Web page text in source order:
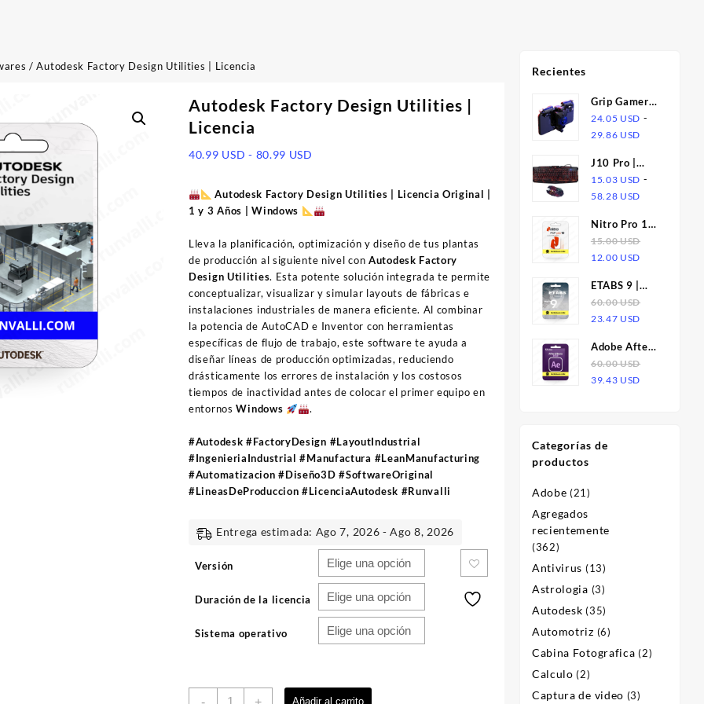
/ Autodesk Factory Design Utilities | Licencia
Autodesk Factory Design Utilities |
Licencia
40.99 USD - 80.99 USD
precios:
desde
40.99 USD
hasta
80.99 USD
Autodesk Factory Design Utilities | Licencia Original |
1 y 3 Años | Windows
Lleva la planificación, optimización y diseño de tus plantas
de producción al siguiente nivel con Autodesk Factory
Design Utilities. Esta potente solución integrada te permite
conceptualizar, visualizar y simular layouts de fábricas e
instalaciones industriales de manera eficiente. Al combinar
la potencia de AutoCAD e Inventor con herramientas
específicas de flujo de trabajo, este software te ayuda a
diseñar líneas de producción optimizadas, reduciendo
drásticamente los errores de instalación y los costosos
tiempos de inactividad antes de colocar el primer equipo en
entornosWindows .
#Autodesk #FactoryDesign #LayoutIndustrial
#IngenieriaIndustrial #Manufactura #LeanManufacturing
#Automatizacion #Diseño3D #SoftwareOriginal
#LineasDeProduccion #LicenciaAutodesk #Runvalli
Entrega estimada: Ago 7, 2026 - Ago 8, 2026
Versión
Duración de la licencia
Sistema operativo
Autodesk
Añadir al carrito
Recientes
Grip Gamer
Alloy Pro |
Gatillos de
Joystick para
Celular
24.05 USD -
29.86 USD
precios:
desde
J10 Pro |
Teclado
Retroiluminado
Mouse
Gamer RGB
Luminous
15.03 USD -
58.28 USD
precios:
desde
Nitro Pro 10
| Licencia
15.00USD
El
original
era:
15.00 USD.
12.00 USD
actual
es:
ETABS 9 |
Suscripcion
60.00USD
El
original
era:
60.00 USD.
23.47 USD
actual
es:
Adobe After
Effects 2023
| Licencia
60.00USD
El
60.00 USD.
39.43 USD
Categorías de
productos
Adobe (21)
Agregados
recientemente
(362)
Antivirus (13)
Astrologia (3)
Autodesk (35)
Automotriz (6)
Cabina Fotografica (2)
Calculo (2)
Captura de video (3)